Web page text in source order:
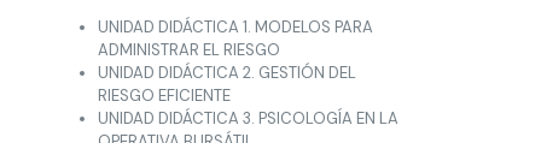
UNIDAD DIDÁCTICA 1. MODELOS PARA
ADMINISTRAR EL RIESGO
UNIDAD DIDÁCTICA 2. GESTIÓN DEL
RIESGO EFICIENTE
UNIDAD DIDÁCTICA 3. PSICOLOGÍA EN LA